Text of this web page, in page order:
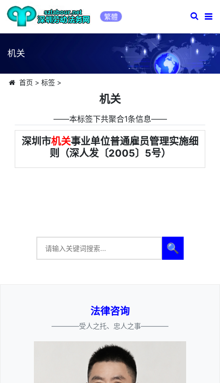
繁體
机关
首页 > 标签>
机关
――本标签下共聚合1条信息――
深圳市机关事业单位普通雇员管理实施细
则（深人发〔2005〕5号）
🔍
法律咨询
————受人之托、忠人之事————